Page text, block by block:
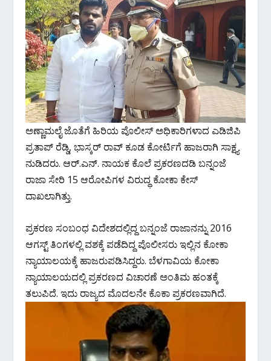
ಅಣ್ಣಾಮಲೈ ಜೊತೆಗೆ ಹಿರಿಯ ‌ಪೊಲೀಸ್ ಅಧಿಕಾರಿಗಳಾದ ಎಡಿಜಿಪಿ
ಪ್ರತಾಪ್ ರೆಡ್ಡಿ, ಭಾಸ್ಕರ್ ರಾವ್ ಕೂಡ ಕೋರ್ಟಿಗೆ ಹಾಜರಾಗಿ ಸಾಕ್ಷ್ಯ
ನುಡಿದರು. ಆರ್.ಎನ್. ನಾಯಕ ಕೊಲೆ ಪ್ರಕರಣದಡಿ ಬನ್ನಂಜೆ
ರಾಜಾ ಸೇರಿ 15 ಆರೋಪಿಗಳ ವಿರುದ್ಧ ಕೋಕಾ ಕೇಸ್
ದಾಖಲಾಗಿತ್ತು.
ಪ್ರಕರಣ ಸಂಬಂಧ ವಿದೇಶದಲ್ಲಿದ್ದ ಬನ್ನಂಜೆ ರಾಜಾನನ್ನು 2016
ಆಗಸ್ಟ್ ತಿಂಗಳಲ್ಲಿ ವಶಕ್ಕೆ ಪಡೆದಿದ್ದ ಪೊಲೀಸರು ಇಲ್ಲಿನ ಕೋಕಾ
ನ್ಯಾಯಾಲಯಕ್ಕೆ ಹಾಜರುಪಡಿಸಿದ್ದರು. ಬೆಳಗಾವಿಯ ಕೋಕಾ‌
ನ್ಯಾಯಾಲಯದಲ್ಲಿ ಪ್ರಕರಣದ ವಿಚಾರಣೆ ಅಂತಿಮ ಹಂತಕ್ಕೆ
ತಲುಪಿದೆ. ಇದು ರಾಜ್ಯದ ಮೊದಲನೇ ಕೊಕಾ ಪ್ರಕರಣವಾಗಿದೆ.